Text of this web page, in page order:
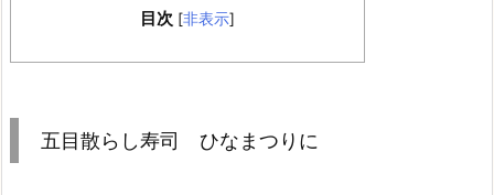
目次 [非表示]
五目散らし寿司 ひなまつりに